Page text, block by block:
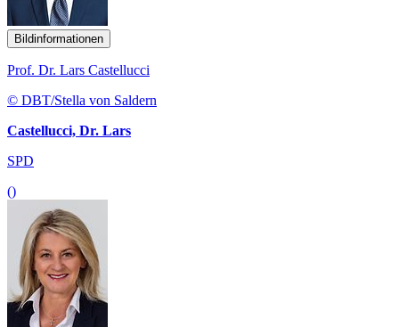
Bildinformationen
Prof. Dr. Lars Castellucci
© DBT/Stella von Saldern
Castellucci, Dr. Lars
SPD
()